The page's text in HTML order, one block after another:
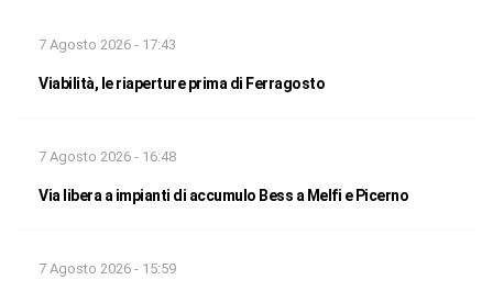
7 Agosto 2026 - 17:43
Viabilità, le riaperture prima di Ferragosto
7 Agosto 2026 - 16:48
Via libera a impianti di accumulo Bess a Melfi e Picerno
7 Agosto 2026 - 15:59